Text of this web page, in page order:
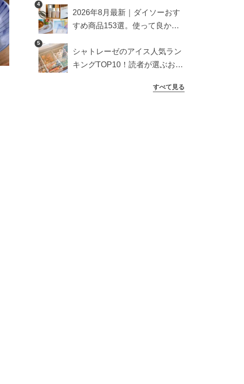
検証
4
2026年8月最新｜ダイソーおす
すめ商品153選。使って良かっ
5
シャトレーゼのアイス人気ラン
キングTOP10！読者が選ぶおす
すべて見る